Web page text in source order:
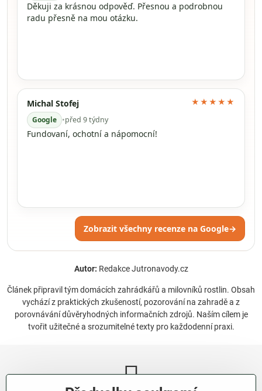
Děkuji za krásnou odpověď. Přesnou a podrobnou
radu přesně na mou otázku.
Michal Stofej
Google •před 9 týdny
★★★★★
Fundovaní, ochotní a nápomocní!
Zobrazit všechny recenze na Google→
Autor: Redakce Jutronavody.cz
Článek připravil tým domácích zahrádkářů a milovníků rostlin. Obsah
vychází z praktických zkušeností, pozorování na zahradě a z
porovnávání důvěryhodných informačních zdrojů. Naším cílem je
tvořit užitečné a srozumitelné texty pro každodenní praxi.